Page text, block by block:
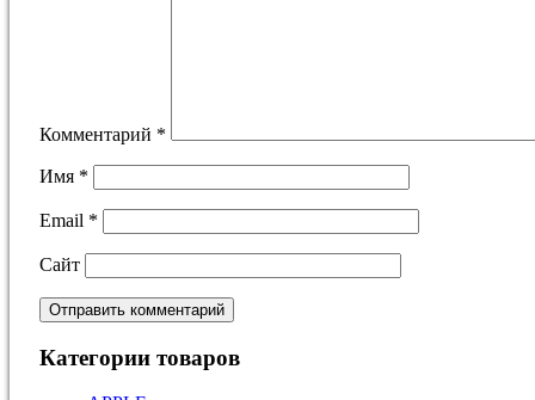
Комментарий *
Имя *
Email *
Сайт
Категории товаров